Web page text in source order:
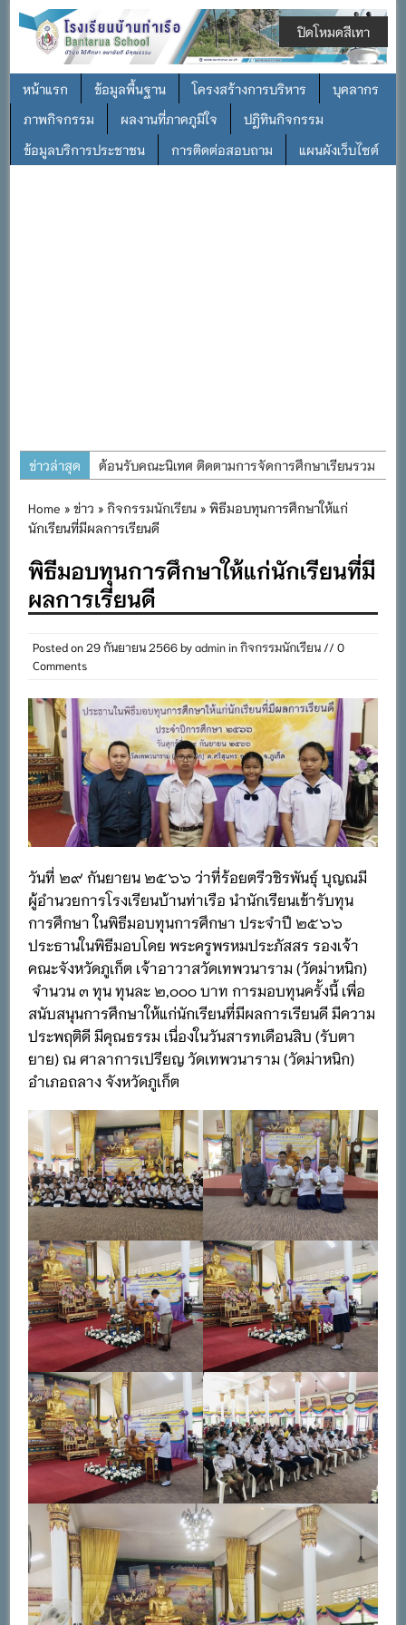
หน้าแรก ข้อมูลพื้นฐาน โครงสร้างการบริหาร
บุคลากร
ภาพกิจกรรม
ผลงานที่ภาคภูมิใจ
ปฎิทินกิจกรรม
ข้อมูลบริการประชาชน
การติดต่อสอบถาม แผนผังเว็บไซต์
ข่าวล่าสุด
ต้อนรับคณะนิเทศ ติดตามการจัดการศึกษาเรียนรวม
การอบรมการจัดทำแผนพัฒนาการจัดการศึกษาและ
สำนักงานเขตพื้นที่การศึกษาประถมศึกษาภูเก็ต
พิธีถวายเครื่องราชสักการะ วางพานพุ่ม และจุด
พระชนมพรรษา พระบาทสมเด็จพระเจ้าอยู่หัว ๒๘
กิจกรรมถวายเทียนพรรษา สืบสานพระพุทธศาสนา
เนื่องในวันอาสาฬหบูชาและวันเข้าพรรษา
กิจกรรม SAFETY FOR KIDS เสริมสร้างวินัยและ
ความปลอดภัยในการใช้รถใช้ถนน
Home »ข่าว »กิจกรรมนักเรียน » พิธีมอบทุนการศึกษาให้แก่
นักเรียนที่มีผลการเรียนดี
พิธีมอบทุนการศึกษาให้แก่นักเรียนที่มี
ผลการเรียนดี
Posted on29 กันยายน 2566byadmininกิจกรรมนักเรียน // 0
Comments
วันที่ ๒๙ กันยายน ๒๕๖๖ ว่าที่ร้อยตรีวชิรพันธุ์ บุญณมี
ผู้อำนวยการโรงเรียนบ้านท่าเรือ นำนักเรียนเข้ารับทุน
การศึกษา ในพิธีมอบทุนการศึกษา ประจำปี ๒๕๖๖
ประธานในพิธีมอบโดย พระครูพรหมประภัสสร รองเจ้า
คณะจังหวัดภูเก็ต เจ้าอาวาสวัดเทพวนาราม (วัดม่าหนิก)
จำนวน ๓ ทุน ทุนละ ๒,๐๐๐ บาท การมอบทุนครั้งนี้ เพื่อ
สนับสนุนการศึกษาให้แก่นักเรียนที่มีผลการเรียนดี มีความ
ประพฤติดี มีคุณธรรม เนื่องในวันสารทเดือนสิบ (รับตา
ยาย) ณ ศาลาการเปรียญ วัดเทพวนาราม (วัดม่าหนิก)
อำเภอถลาง จังหวัดภูเก็ต
ปิดโหมดสีเทา